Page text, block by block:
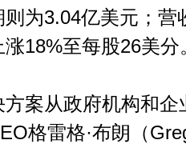
为3.04亿美元；营
18%至每股26美分
从政府机构和企
格雷格·布朗（